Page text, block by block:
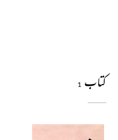
کتاب 1